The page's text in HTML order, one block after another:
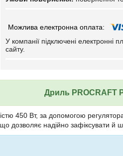
У компанії підключені електронні
сайту.
Дриль PROCRAFT
450 Вт, за допомогою
дозволяє надійно зафіксувати й